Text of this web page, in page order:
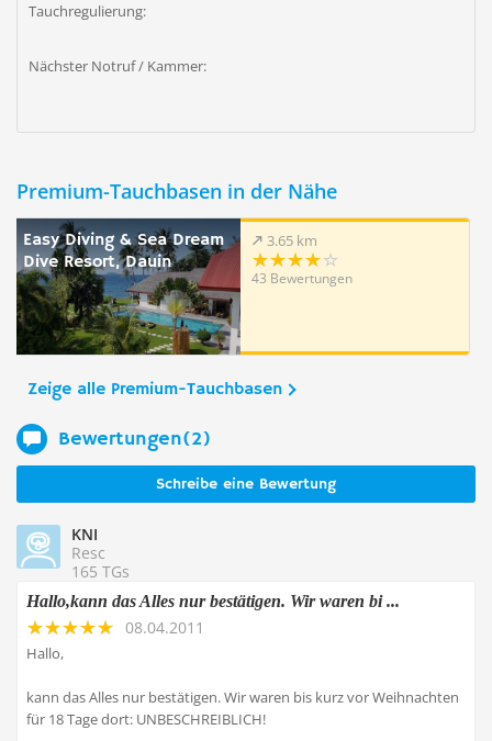
Tauchregulierung:
Nächster Notruf / Kammer:
Premium-Tauchbasen in der Nähe
Easy Diving & Sea Dream
Dive Resort, Dauin
3.65 km
43 Bewertungen
Zeige alle Premium-Tauchbasen
Bewertungen(2)
Schreibe eine Bewertung
KNI
Resc
165 TGs
Hallo,kann das Alles nur bestätigen. Wir waren bi ...
08.04.2011
Hallo,
kann das Alles nur bestätigen. Wir waren bis kurz vor Weihnachten
für 18 Tage dort: UNBESCHREIBLICH!